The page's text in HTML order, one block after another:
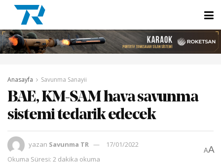
Anasayfa Savunma Sanayii
BAE, KM-SAM hava savunma
sistemi tedarik edecek
yazan Savunma TR
17/01/2022
Okuma Süresi: 2 dakika okuma
AA